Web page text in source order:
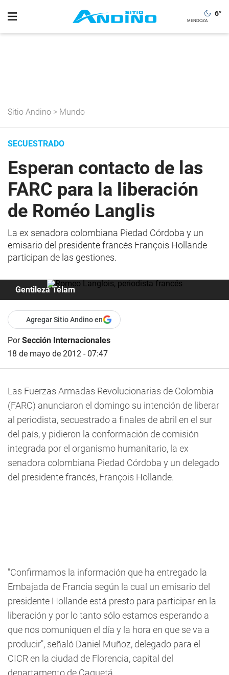
6°
Sitio Andino > Mundo
SECUESTRADO
Esperan contacto de las
FARC para la liberación
de Roméo Langlis
La ex senadora colombiana Piedad Córdoba y un
emisario del presidente francés François Hollande
participan de las gestiones.
Gentileza Télam
Agregar Sitio Andino en
PorSección Internacionales
18 de mayo de 2012 - 07:47
Las Fuerzas Armadas Revolucionarias de Colombia
(FARC) anunciaron el domingo su intención de liberar
al periodista, secuestrado a finales de abril en el sur
del país, y pidieron la conformación de comisión
integrada por el organismo humanitario, la ex
senadora colombiana Piedad Córdoba y un delegado
del presidente francés, François Hollande.
"Confirmamos la información que ha entregado la
Embajada de Francia según la cual un emisario del
presidente Hollande está presto para participar en la
liberación y por lo tanto sólo estamos esperando a
que nos comuniquen el día y la hora en que se va a
producir", señaló Daniel Muñoz, delegado para el
CICR en la ciudad de Florencia, capital del
departamento de Caquetá.